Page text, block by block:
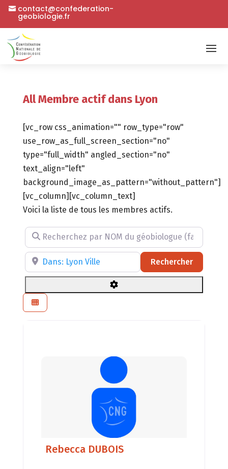
contact@confederation-
geobiologie.fr
All Membre actif dans Lyon
[vc_row css_animation="" row_type="row"
use_row_as_full_screen_section="no"
type="full_width" angled_section="no"
text_align="left"
background_image_as_pattern="without_pattern"]
[vc_column][vc_column_text]
Voici la liste de tous les membres actifs.
Recherchez par NOM du géobiologue (facultatif)
Recherchez par RÉGION, DÉPARTEMENT ou VILLE
Rechercher
Rebecca DUBOIS